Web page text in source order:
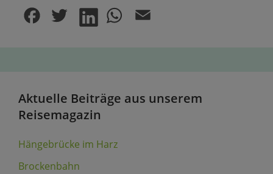
Aktuelle Beiträge aus unserem
Reisemagazin
Hängebrücke im Harz
Brockenbahn